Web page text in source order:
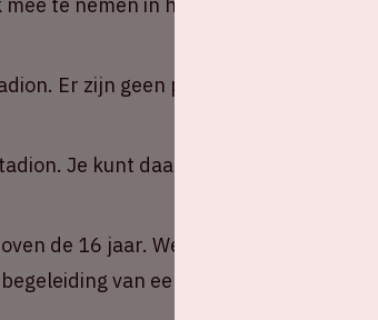
Er zijn geen plekken in het stadion
Je kunt daarom alleen met je
de 16 jaar. We adviseren jongere
van een meerderjarige te